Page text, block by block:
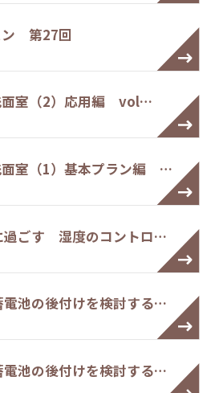
ン 第27回
面室（2）応用編 vol…
面室（1）基本プラン編 …
ごす 湿度のコントロ…
池の後付けを検討する…
池の後付けを検討する…